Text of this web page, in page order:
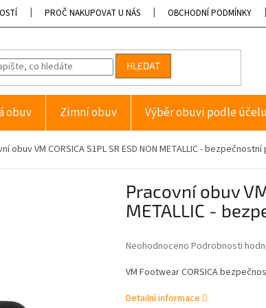
PROČ NAKUPOVAT U NÁS OBCHODNÍ PODMÍNKY
HLEDAT
obuv Zimní obuv Výběr obuvi podle účelu
obuv VM CORSICA S1PL SR ESD NON METALLIC -
Průměrné
produktu
0,0
Neohodnoceno Podrobnosti
Pracovní obuv VM
METALLIC -
VM Footwear CORSICA
Detailní informace